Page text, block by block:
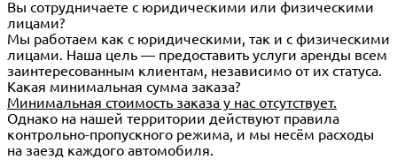
Вы сотрудничаете с юридическими или физическими
лицами?
Мы работаем как с юридическими, так и с физическими
лицами. Наша цель — предоставить услуги аренды всем
заинтересованным клиентам, независимо от их статуса.
Какая минимальная сумма заказа?
Минимальная стоимость заказа у нас отсутствует.
Однако на нашей территории действуют правила
контрольно-пропускного режима, и мы несём расходы
на заезд каждого автомобиля.